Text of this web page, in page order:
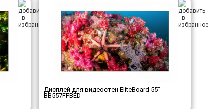
Дисплей для видеостен EliteBoard 55"
BB557FFBED